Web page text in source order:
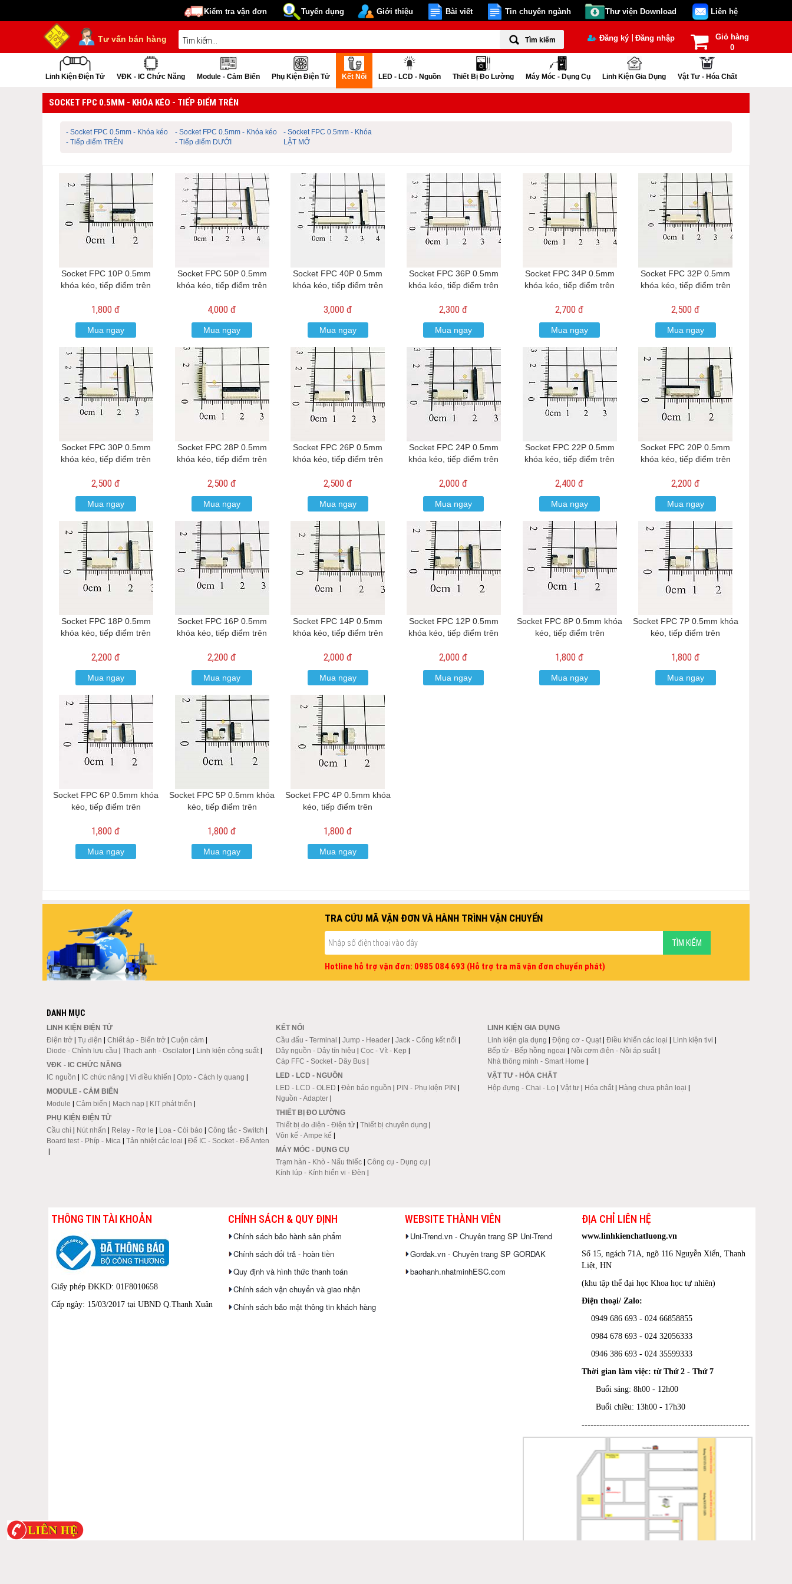
Kiểm tra vận đơn Tuyển dụng Giới thiệu Bài viết Tin chuyên ngành Thư viện Download Liên hệ
Tư vấn bán hàng Tìm kiếm Đăng ký |Đăng nhập
Giỏ hàng
0
Linh Kiện Điện Tử VĐK - IC Chức Năng Module - Cảm Biến Phụ Kiện Điện Tử Kết Nối LED - LCD - Nguồn Thiết Bị Đo Lường Máy Móc - Dụng Cụ Linh Kiện Gia Dụng Vật Tư - Hóa Chất
SOCKET FPC 0.5MM - KHÓA KÉO - TIẾP ĐIỂM TRÊN
- Socket FPC 0.5mm - Khóa kéo
- Tiếp điểm TRÊN
- Socket FPC 0.5mm - Khóa kéo
- Tiếp điểm DƯỚI
- Socket FPC 0.5mm - Khóa
LẬT MỞ
Socket FPC 10P 0.5mm
khóa kéo, tiếp điểm trên
1,800 đ
Mua ngay
Socket FPC 50P 0.5mm
khóa kéo, tiếp điểm trên
4,000 đ
Mua ngay
Socket FPC 40P 0.5mm
khóa kéo, tiếp điểm trên
3,000 đ
Mua ngay
Socket FPC 36P 0.5mm
khóa kéo, tiếp điểm trên
2,300 đ
Mua ngay
Socket FPC 34P 0.5mm
khóa kéo, tiếp điểm trên
2,700 đ
Mua ngay
Socket FPC 32P 0.5mm
khóa kéo, tiếp điểm trên
2,500 đ
Mua ngay
Socket FPC 30P 0.5mm
khóa kéo, tiếp điểm trên
2,500 đ
Mua ngay
Socket FPC 28P 0.5mm
khóa kéo, tiếp điểm trên
2,500 đ
Mua ngay
Socket FPC 26P 0.5mm
khóa kéo, tiếp điểm trên
2,500 đ
Mua ngay
Socket FPC 24P 0.5mm
khóa kéo, tiếp điểm trên
2,000 đ
Mua ngay
Socket FPC 22P 0.5mm
khóa kéo, tiếp điểm trên
2,400 đ
Mua ngay
Socket FPC 20P 0.5mm
khóa kéo, tiếp điểm trên
2,200 đ
Mua ngay
Socket FPC 18P 0.5mm
khóa kéo, tiếp điểm trên
2,200 đ
Mua ngay
Socket FPC 16P 0.5mm
khóa kéo, tiếp điểm trên
2,200 đ
Mua ngay
Socket FPC 14P 0.5mm
khóa kéo, tiếp điểm trên
2,000 đ
Mua ngay
Socket FPC 12P 0.5mm
khóa kéo, tiếp điểm trên
2,000 đ
Mua ngay
Socket FPC 8P 0.5mm khóa
kéo, tiếp điểm trên
1,800 đ
Mua ngay
Socket FPC 7P 0.5mm khóa
kéo, tiếp điểm trên
1,800 đ
Mua ngay
Socket FPC 6P 0.5mm khóa
kéo, tiếp điểm trên
1,800 đ
Mua ngay
Socket FPC 5P 0.5mm khóa
kéo, tiếp điểm trên
1,800 đ
Mua ngay
Socket FPC 4P 0.5mm khóa
kéo, tiếp điểm trên
1,800 đ
Mua ngay
TRA CỨU MÃ VẬN ĐƠN VÀ HÀNH TRÌNH VẬN CHUYỂN
Hotline hỗ trợ vận đơn: 0985 084 693 (Hỗ trợ tra mã vận đơn chuyển phát)
DANH MỤC
LINH KIỆN ĐIỆN TỬ
Điện trở| Tụ điện | Chiết áp - Biến trở| Cuộn cảm|
Diode - Chỉnh lưu cầu | Thạch anh - Oscilator| Linh kiện công suất|
VĐK - IC CHỨC NĂNG
IC nguồn | IC chức năng | Vi điều khiển | Opto - Cách ly quang |
MODULE - CẢM BIẾN
Module | Cảm biến | Mạch nạp | KIT phát triển |
PHỤ KIỆN ĐIỆN TỬ
Cầu chì| Nút nhấn | Relay - Rơ le | Loa - Còi báo | Công tắc - Switch |
Board test - Phíp - Mica | Tản nhiệt các loại | Đế IC - Socket - Đế Anten
|
KẾT NỐI
Cầu đấu - Terminal | Jump - Header| Jack - Cổng kết nối |
Dây nguồn - Dây tín hiệu | Cọc - Vít - Kẹp |
Cáp FFC - Socket - Dây Bus|
LED - LCD - NGUỒN
LED - LCD - OLED | Đèn báo nguồn | PIN - Phụ kiện PIN |
Nguồn - Adapter|
THIẾT BỊ ĐO LƯỜNG
Thiết bị đo điện - Điện tử| Thiết bị chuyên dụng |
Vôn kế - Ampe kế |
MÁY MÓC - DỤNG CỤ
Trạm hàn - Khò - Nấu thiếc| Công cụ - Dụng cụ |
Kính lúp - Kính hiển vi - Đèn |
LINH KIỆN GIA DỤNG
Linh kiện gia dụng |Động cơ - Quạt |Điều khiển các loại | Linh kiện tivi |
Bếp từ - Bếp hồng ngoại | Nồi cơm điện - Nồi áp suất |
Nhà thông minh - Smart Home |
VẬT TƯ - HÓA CHẤT
Hộp đựng - Chai - Lọ |Vật tư | Hóa chất | Hàng chưa phân loại |
THÔNG TIN TÀI KHOẢN
Giấy phép ĐKKD: 01F8010658
Cấp ngày: 15/03/2017 tại UBND Q.Thanh Xuân
CHÍNH SÁCH & QUY ĐỊNH
Chính sách bảo hành sản phẩm
Chính sách đổi trả - hoàn tiền
Quy định và hình thức thanh toán
Chính sách vận chuyển và giao nhận
Chính sách bảo mật thông tin khách hàng
WEBSITE THÀNH VIÊN
Uni-Trend.vn - Chuyên trang SP Uni-Trend
Gordak.vn - Chuyên trang SP GORDAK
baohanh.nhatminhESC.com
ĐỊA CHỈ LIÊN HỆ
www.linhkienchatluong.vn
Số 15, ngách 71A, ngõ 116 Nguyễn Xiển, Thanh
Liệt, HN
(khu tập thể đại học Khoa học tự nhiên)
Điện thoại/ Zalo:
0949 686 693 - 024 66858855
0984 678 693 - 024 32056333
0946 386 693 - 024 35599333
Thời gian làm việc: từ Thứ 2 - Thứ 7
Buổi sáng: 8h00 - 12h00
Buổi chiều: 13h00 - 17h30
---------------------------------------------------------